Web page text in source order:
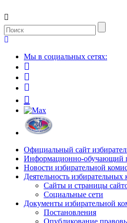
Мы в социальных сетях:
Официальный сайт
Информационно-обучающий
Новости избирательной
Деятельность
Сайты и страницы
Социальные сети
Документы избирательной
Постановления
Опубликование